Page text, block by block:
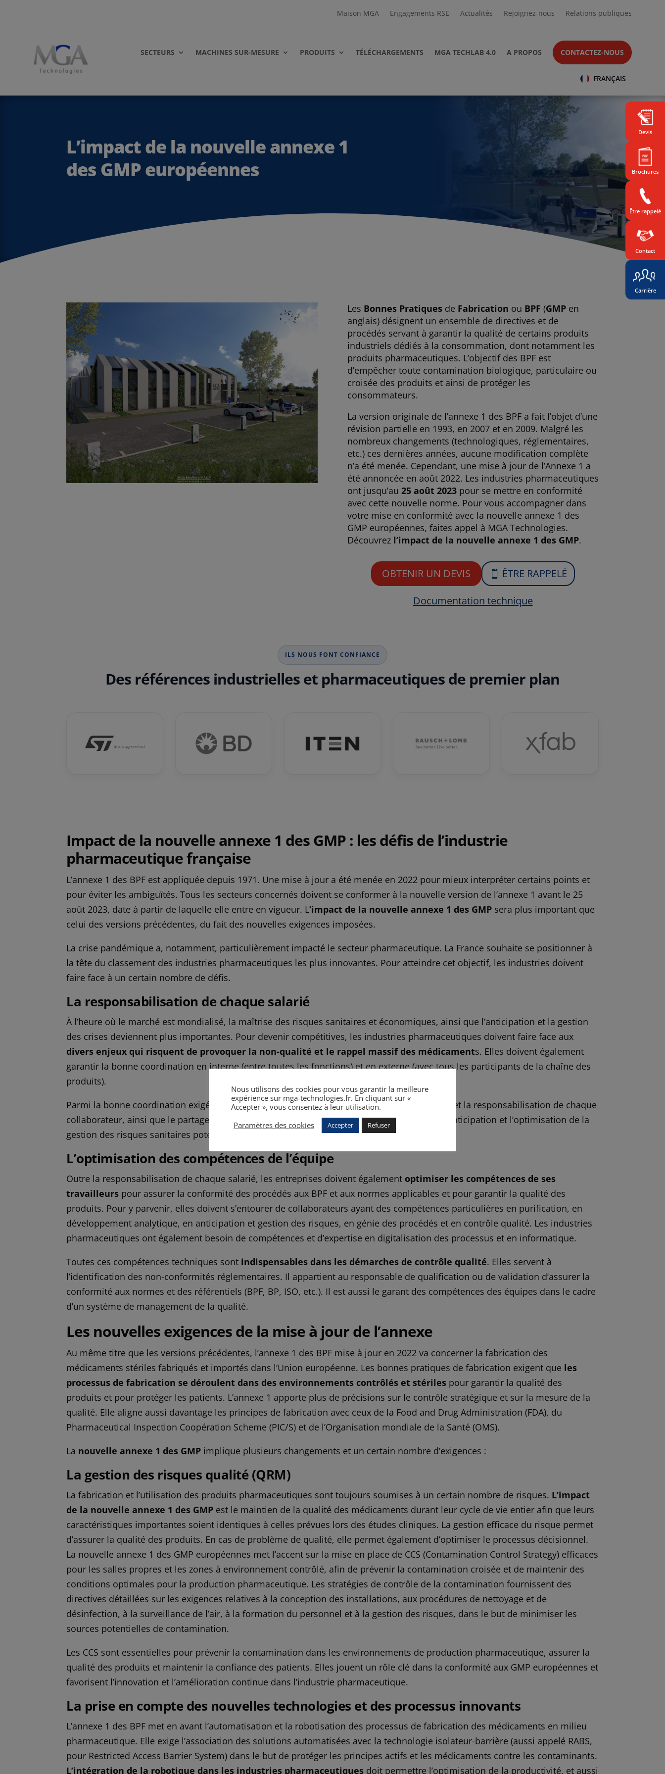
Maison MGA Engagements RSE Actualités Rejoignez-nous Relations publiques
SECTEURS MACHINES SUR-MESURE PRODUITS TÉLÉCHARGEMENTS MGA TECHLAB 4.0 A PROPOS CONTACTEZ-NOUS
FRANÇAIS
L’impact de la nouvelle annexe 1
des GMP européennes
Les Bonnes Pratiquesde Fabrication ou BPF (GMPen
anglais) désignent un ensemble de directives et de
procédés servant à garantir la qualité de certains produits
industriels dédiés à la consommation, dont notamment les
produits pharmaceutiques. L’objectif des BPF est
d’empêcher toute contamination biologique, particulaire ou
croisée des produits et ainsi de protéger les
consommateurs.
La version originale de l’annexe 1 des BPF a fait l’objet d’une
révision partielle en 1993, en 2007 et en 2009. Malgré les
nombreux changements (technologiques, réglementaires,
etc.) ces dernières années, aucune modification complète
n’a été menée. Cependant, une mise à jour de l’Annexe 1 a
été annoncée en août 2022. Les industries pharmaceutiques
ont jusqu’au 25 août 2023 pour se mettre en conformité
avec cette nouvelle norme. Pour vous accompagner dans
votre mise en conformité avec la nouvelle annexe 1 des
GMP européennes, faites appel à MGA Technologies.
Découvrez l’impact de la nouvelle annexe 1 des GMP.
OBTENIR UN DEVIS ÊTRE RAPPELÉ
Documentation technique
ILS NOUS FONT CONFIANCE
Des références industrielles et pharmaceutiques de premier plan
Impact de la nouvelle annexe 1 des GMP : les défis de l’industrie
pharmaceutique française
L’annexe 1 des BPF est appliquée depuis 1971. Une mise à jour a été menée en 2022 pour mieux interpréter certains points et
pour éviter les ambiguïtés. Tous les secteurs concernés doivent se conformer à la nouvelle version de l’annexe 1 avant le 25
août 2023, date à partir de laquelle elle entre en vigueur. L’impact de la nouvelle annexe 1 des GMP sera plus important que
celui des versions précédentes, du fait des nouvelles exigences imposées.
La crise pandémique a, notamment, particulièrement impacté le secteur pharmaceutique. La France souhaite se positionner à
la tête du classement des industries pharmaceutiques les plus innovantes. Pour atteindre cet objectif, les industries doivent
faire face à un certain nombre de défis.
La responsabilisation de chaque salarié
À l’heure où le marché est mondialisé, la maîtrise des risques sanitaires et économiques, ainsi que l’anticipation et la gestion
des crises deviennent plus importantes. Pour devenir compétitives, les industries pharmaceutiques doivent faire face aux
divers enjeux qui risquent de provoquer la non-qualité et le rappel massif des médicaments. Elles doivent également
garantir la bonne coordination en interne (entre toutes les fonctions) et en externe (avec tous les participants de la chaîne des
produits).
Parmi la bonne coordination exigée en interne, les industries doivent privilégier l’autonomie et la responsabilisation de chaque
collaborateur, ainsi que le partage des normes en vigueur (BPF, BP, ISO, etc.). Le but étant l’anticipation et l’optimisation de la
gestion des risques sanitaires potentiels.
L’optimisation des compétences de l’équipe
Outre la responsabilisation de chaque salarié, les entreprises doivent également optimiser les compétences de ses
travailleurs pour assurer la conformité des procédés aux BPF et aux normes applicables et pour garantir la qualité des
produits. Pour y parvenir, elles doivent s’entourer de collaborateurs ayant des compétences particulières en purification, en
développement analytique, en anticipation et gestion des risques, en génie des procédés et en contrôle qualité. Les industries
pharmaceutiques ont également besoin de compétences et d’expertise en digitalisation des processus et en informatique.
Toutes ces compétences techniques sont indispensables dans les démarches de contrôle qualité. Elles servent à
l’identification des non-conformités réglementaires. Il appartient au responsable de qualification ou de validation d’assurer la
conformité aux normes et des référentiels (BPF, BP, ISO, etc.). Il est aussi le garant des compétences des équipes dans le cadre
d’un système de management de la qualité.
Les nouvelles exigences de la mise à jour de l’annexe
Au même titre que les versions précédentes, l’annexe 1 des BPF mise à jour en 2022 va concerner la fabrication des
médicaments stériles fabriqués et importés dans l’Union européenne. Les bonnes pratiques de fabrication exigent que les
processus de fabrication se déroulent dans des environnements contrôlés et stériles pour garantir la qualité des
produits et pour protéger les patients. L’annexe 1 apporte plus de précisions sur le contrôle stratégique et sur la mesure de la
qualité. Elle aligne aussi davantage les principes de fabrication avec ceux de la Food and Drug Administration (FDA), du
Pharmaceutical Inspection Coopération Scheme (PIC/S) et de l’Organisation mondiale de la Santé (OMS).
La nouvelle annexe 1 des GMP implique plusieurs changements et un certain nombre d’exigences :
La gestion des risques qualité (QRM)
La fabrication et l’utilisation des produits pharmaceutiques sont toujours soumises à un certain nombre de risques. L’impact
de la nouvelle annexe 1 des GMP est le maintien de la qualité des médicaments durant leur cycle de vie entier afin que leurs
caractéristiques importantes soient identiques à celles prévues lors des études cliniques. La gestion efficace du risque permet
d’assurer la qualité des produits. En cas de problème de qualité, elle permet également d’optimiser le processus décisionnel.
La nouvelle annexe 1 des GMP européennes met l’accent sur la mise en place de CCS (Contamination Control Strategy) efficaces
pour les salles propres et les zones à environnement contrôlé, afin de prévenir la contamination croisée et de maintenir des
conditions optimales pour la production pharmaceutique. Les stratégies de contrôle de la contamination fournissent des
directives détaillées sur les exigences relatives à la conception des installations, aux procédures de nettoyage et de
désinfection, à la surveillance de l’air, à la formation du personnel et à la gestion des risques, dans le but de minimiser les
sources potentielles de contamination.
Les CCS sont essentielles pour prévenir la contamination dans les environnements de production pharmaceutique, assurer la
qualité des produits et maintenir la confiance des patients. Elles jouent un rôle clé dans la conformité aux GMP européennes et
favorisent l’innovation et l’amélioration continue dans l’industrie pharmaceutique.
La prise en compte des nouvelles technologies et des processus innovants
L’annexe 1 des BPF met en avant l’automatisation et la robotisation des processus de fabrication des médicaments en milieu
pharmaceutique. Elle exige l’association des solutions automatisées avec la technologie isolateur-barrière (aussi appelé RABS,
pour Restricted Access Barrier System) dans le but de protéger les principes actifs et les médicaments contre les contaminants.
L’intégration de la robotique dans les industries pharmaceutiques doit permettre l’optimisation de la productivité, et aussi
Nous utilisons des cookies pour vous garantir la meilleure
expérience sur mga-technologies.fr. En cliquant sur «
Accepter », vous consentez à leur utilisation.
Paramètres des cookies
Accepter Refuser
Devis
Brochures
Être rappelé
Contact
Carrière